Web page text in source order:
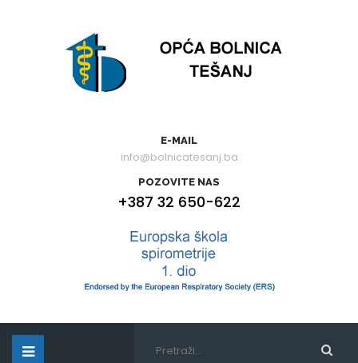
E-MAIL
info@bolnicatesanj.ba
POZOVITE NAS
+387 32 650-622